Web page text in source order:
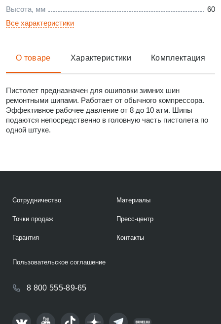
Высота, мм
60
Все характеристики
О товаре Характеристики Комплектация
Пистолет предназначен для ошиповки зимних шин
ремонтными шипами. Работает от обычного компрессора.
Эффективное рабочее давление от 8 до 10 атм. Шипы
подаются непосредственно в головную часть пистолета по
одной штуке.
Сотрудничество
Точки продаж
Гарантия
Материалы
Пресс-центр
Контакты
8 800 555-89-65
Пользовательское соглашение